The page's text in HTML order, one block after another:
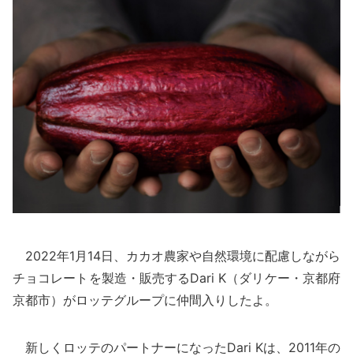
2022年1月14日、カカオ農家や自然環境に配慮しながら
チョコレートを製造・販売するDari K（ダリケー・京都府
京都市）がロッテグループに仲間入りしたよ。
新しくロッテのパートナーになったDari Kは、2011年の